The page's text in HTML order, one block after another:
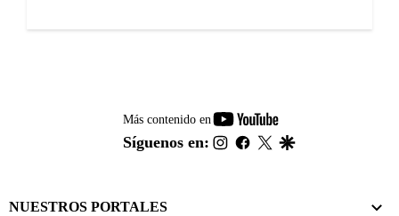
Más contenido en
youtube-
footer
Síguenos en: instagram
facebook
twitter
NUESTROS PORTALES